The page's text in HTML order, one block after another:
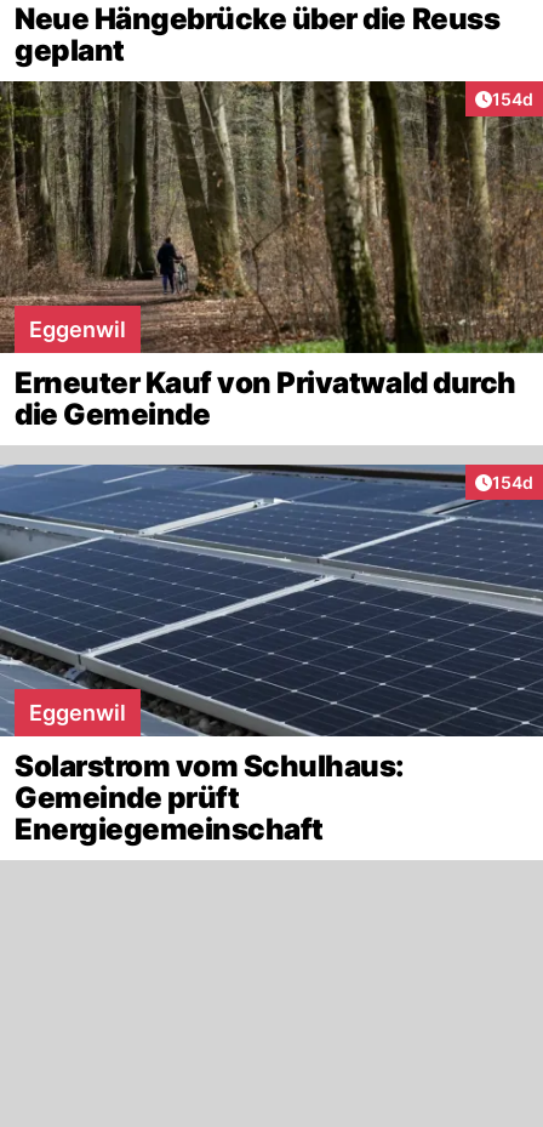
Neue Hängebrücke über die Reuss
geplant
154d
Eggenwil
Erneuter Kauf von Privatwald durch
die Gemeinde
154d
Eggenwil
Solarstrom vom Schulhaus:
Gemeinde prüft
Energiegemeinschaft